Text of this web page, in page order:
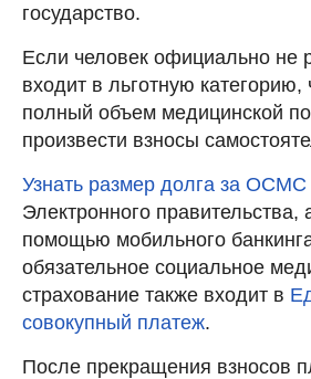
государство.
Если человек официально не
входит в льготную категорию,
полный объем медицинской
произвести взносы
Узнать размер долга за ОСМС
Электронного правительства,
помощью мобильного
обязательное социальное
страхование также входит в
совокупный платеж.
После прекращения взносов